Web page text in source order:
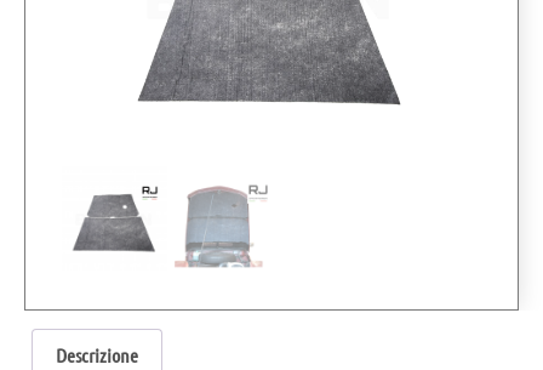
Descrizione